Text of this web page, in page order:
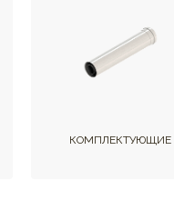
КОМПЛЕКТУЮЩИЕ